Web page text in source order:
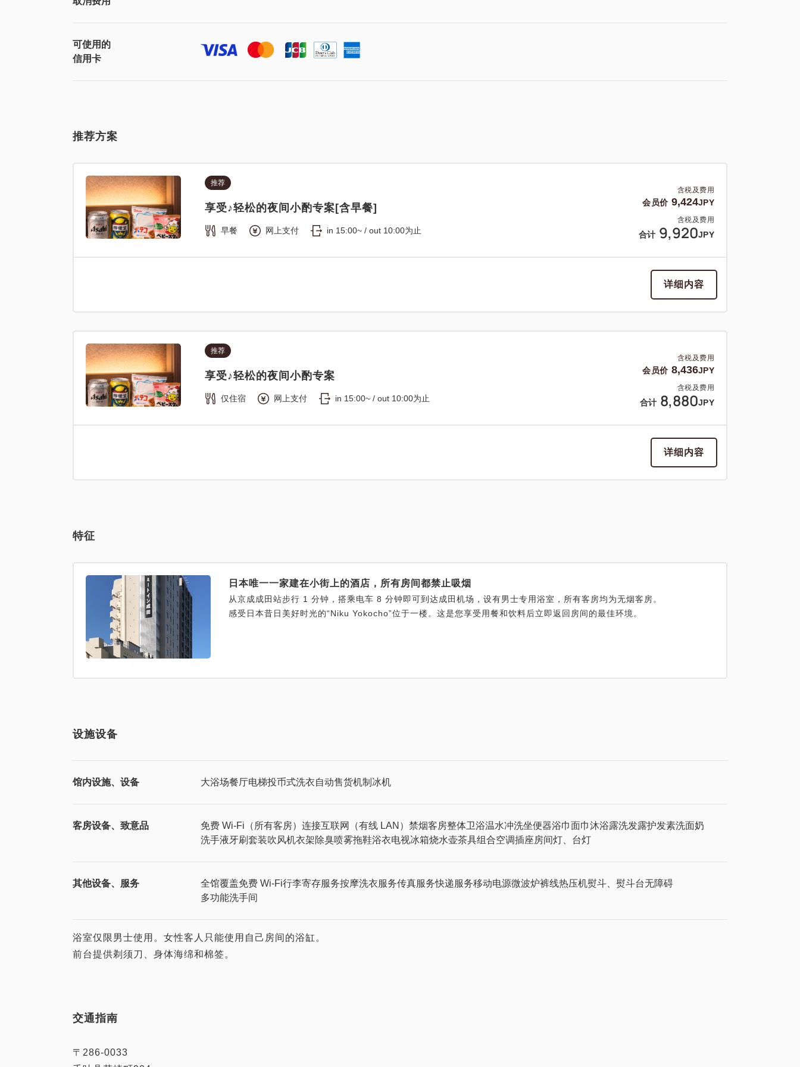
可使用的
信用卡
推荐方案
含税及费用
会员价 9,424JPY
含税及费用
合计 9,920JPY
推荐
享受♪轻松的夜间小酌专案[含早餐]
早餐 网上支付 in 15:00~ / out 10:00为止
详细内容
含税及费用
会员价 8,436JPY
含税及费用
合计 8,880JPY
推荐
享受♪轻松的夜间小酌专案
仅住宿 网上支付 in 15:00~ / out 10:00为止
详细内容
特征
日本唯一一家建在小街上的酒店，所有房间都禁止吸烟
从京成成田站步行 1 分钟，搭乘电车 8 分钟即可到达成田机场，设有男士专用浴室，所有客房均为无烟客房。
感受日本昔日美好时光的“Niku Yokocho”位于一楼。这是您享受用餐和饮料后立即返回房间的最佳环境。
设施设备
馆内设施、设备 大浴场餐厅电梯投币式洗衣自动售货机制冰机
客房设备、致意品 免费 Wi-Fi（所有客房） 连接互联网（有线 LAN） 禁烟客房整体卫浴温水冲洗坐便器浴巾面巾沐浴露洗发露护发素洗面奶
洗手液牙刷套装吹风机衣架除臭喷雾拖鞋浴衣电视冰箱烧水壶茶具组合空调插座房间灯、台灯
其他设备、服务 全馆覆盖免费 Wi-Fi行李寄存服务按摩洗衣服务传真服务快递服务移动电源微波炉裤线热压机熨斗、熨斗台无障碍
多功能洗手间
浴室仅限男士使用。女性客人只能使用自己房间的浴缸。
交通指南
〒286-0033